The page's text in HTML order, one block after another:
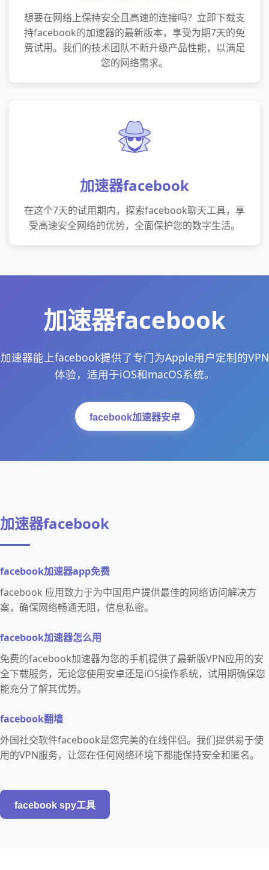
想要在网络上保持安全且高速的连接吗？立即下载支
持facebook的加速器的最新版本，享受为期7天的免
费试用。我们的技术团队不断升级产品性能，以满足
您的网络需求。
加速器facebook
在这个7天的试用期内，探索facebook聊天工具，享
受高速安全网络的优势，全面保护您的数字生活。
加速器facebook
加速器能上facebook提供了专门为Apple用户定制的VPN
体验，适用于iOS和macOS系统。
facebook加速器安卓
加速器facebook
facebook加速器app免费
facebook 应用致力于为中国用户提供最佳的网络访问解决方
案，确保网络畅通无阻，信息私密。
facebook加速器怎么用
免费的facebook加速器为您的手机提供了最新版VPN应用的安
全下载服务，无论您使用安卓还是iOS操作系统，试用期确保您
能充分了解其优势。
facebook翻墙
外国社交软件facebook是您完美的在线伴侣。我们提供易于使
用的VPN服务，让您在任何网络环境下都能保持安全和匿名。
facebook spy工具